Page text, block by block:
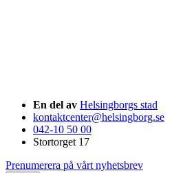
En del av Helsingborgs stad
kontaktcenter@helsingborg.se
042-10 50 00
Stortorget 17
Prenumerera på vårt nyhetsbrev